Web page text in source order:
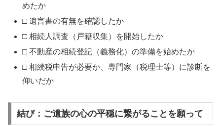
めたか
□ 遺言書の有無を確認したか
□ 相続人調査（戸籍収集）を開始したか
□ 不動産の相続登記（義務化）の準備を始めたか
□ 相続税申告が必要か、専門家（税理士等）に診断を
仰いだか
結び：ご遺族の心の平穏に繋がることを願って